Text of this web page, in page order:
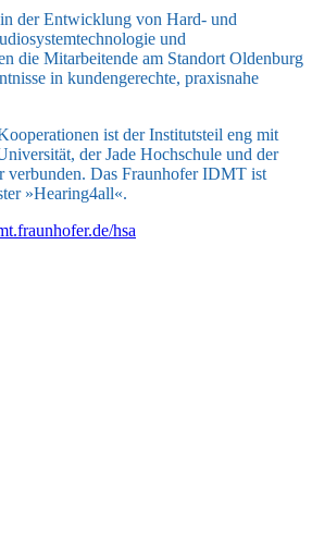
der Entwicklung von Hard- und
und
die Mitarbeitende am Standort Oldenburg
in kundengerechte, praxisnahe
ist der Institutsteil eng mit
der Jade Hochschule und der
verbunden. Das Fraunhofer IDMT ist
»Hearing4all«.
hsa